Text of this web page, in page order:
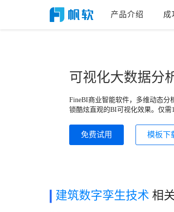
产品介绍 成
可视化大数据分
FineBI商业智能软件，多维动态
锁酷炫直观的BI可视化效果。仅需
免费试用 模板下
建筑数字孪生技术 相